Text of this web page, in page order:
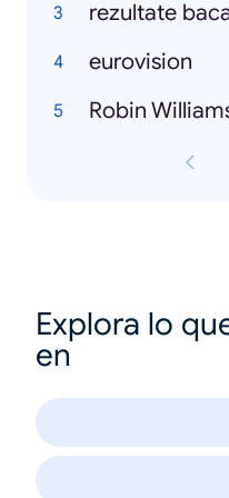
rezultate
eurovision
Robin
Explora lo
en